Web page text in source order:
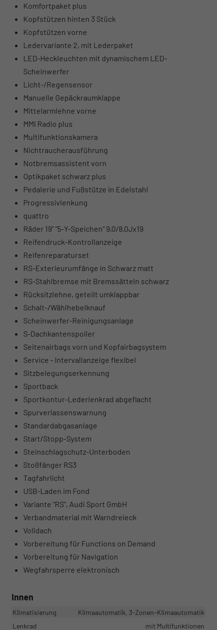
Komfortpaket plus
Kopfstützen hinten 3 Stück
Kopfstützen vorne
Ledervariante 2, mit Lederpaket
LED-Heckleuchten mit dynamischem LED-
Scheinwerfer
Licht-/Regensensor
Manuelle Gepäckraumklappe
Mittelarmlehne vorne
MMI Radio plus
Multifunktionskamera
Nichtraucherausführung
Notbremsassistent vorn
Optikpaket schwarz plus
Pedalerie und Fußstütze in Edelstahl
Progressivlenkung
quattro
Räder 19" "5-Y-Speichen" 9,0/8,0Jx19
Reifendruck-Kontrollanzeige
Reifenreparaturset
RS-Exterieurumfänge in Schwarz matt
RS-Stahlbremse mit Bremssätteln schwarz
Rücksitzlehne, geteilt umklappbar
Schalt-/Wählhebelknauf
Scheinwerfer-Reinigungsanlage
S-Dachkantenspoiler
Seitenairbags vorn und Kopfairbagsystem
Service - Intervallanzeige flexibel
Sitzbelegungserkennung
Sportback
Sportkontur-Lederlenkrad abgeflacht
Spurverlassenswarnung
Standardabgasanlage
Start/Stopp-System
Steinschlagschutz-Unterboden
Stoßfänger RS3
Tagfahrlicht
USB-Laden im Fond
Variante "RS", Audi Sport GmbH
Verbandmaterial mit Warndreieck
Volldach
Vorbereitung für Functions on Demand
Vorbereitung für Navigation
Wegfahrsperre elektronisch
Innen
Klimatisierung
Klimaautomatik, 3-Zonen-Klimaautomatik
Lenkrad
mit Multifunktionen